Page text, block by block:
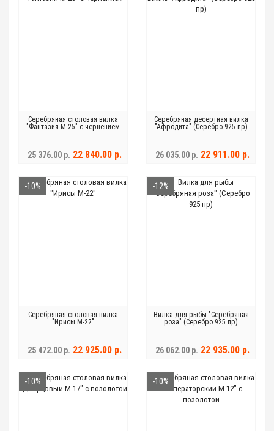
Серебряная столовая вилка
"Фантазия М-25" с чернением
25 376.00 р. 22 840.00 р.
Серебряная десертная вилка
"Афродита" (Серебро 925 пр)
26 035.00 р. 22 911.00 р.
-10%
Серебряная столовая вилка
"Ирисы М-22"
25 472.00 р. 22 925.00 р.
-12%
Вилка для рыбы "Серебряная
роза" (Серебро 925 пр)
26 062.00 р. 22 935.00 р.
-10% -10%